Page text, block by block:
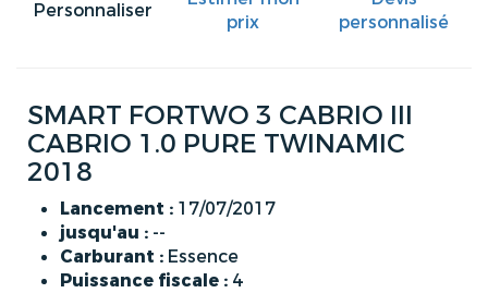
Personnaliser
prix
personnalisé
SMART FORTWO 3 CABRIO III
CABRIO 1.0 PURE TWINAMIC
2018
Lancement : 17/07/2017
jusqu'au : --
Carburant : Essence
Puissance fiscale : 4